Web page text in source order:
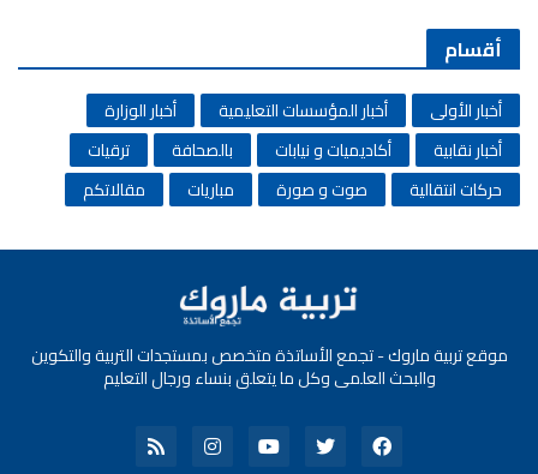
أقسام
أخبار الأولى أخبار المؤسسات التعليمية
أخبار الوزارة
أخبار نقابية
أكاديميات و نيابات بالصحافة
ترقيات
حركات انتقالية
صوت و صورة مباريات مقالاتكم
موقع تربية ماروك - تجمع الأساتذة متخصص بمستجدات التربية والتكوين
والبحث العلمي وكل ما يتعلق بنساء ورجال التعليم